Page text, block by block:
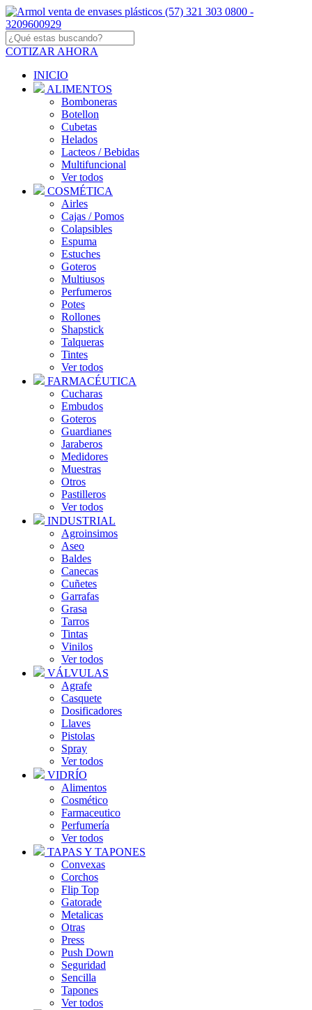
COTIZAR AHORA
INICIO
ALIMENTOS
Bomboneras
Botellon
Cubetas
Helados
Lacteos / Bebidas
Multifuncional
Ver todos
COSMÉTICA
Airles
Cajas / Pomos
Colapsibles
Espuma
Estuches
Goteros
Multiusos
Perfumeros
Potes
Rollones
Shapstick
Talqueras
Tintes
Ver todos
FARMACÉUTICA
Cucharas
Embudos
Goteros
Guardianes
Jaraberos
Medidores
Muestras
Otros
Pastilleros
Ver todos
INDUSTRIAL
Agroinsimos
Aseo
Baldes
Canecas
Cuñetes
Garrafas
Grasa
Tarros
Tintas
Vinilos
Ver todos
VÁLVULAS
Agrafe
Casquete
Dosificadores
Llaves
Pistolas
Spray
Ver todos
VIDRÍO
Alimentos
Cosmético
Farmaceutico
Perfumería
Ver todos
TAPAS Y TAPONES
Convexas
Corchos
Flip Top
Gatorade
Metalicas
Otras
Press
Push Down
Seguridad
Sencilla
Tapones
Ver todos